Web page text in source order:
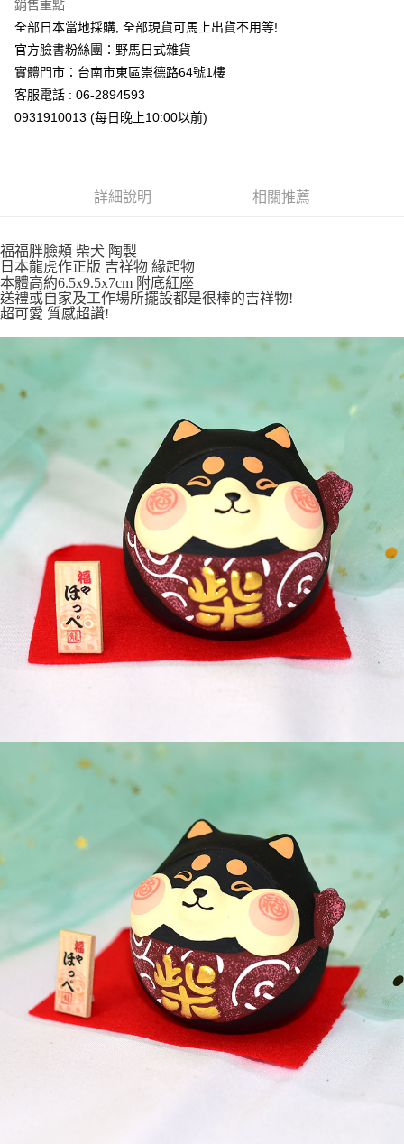
台新國際商業銀行
中國信託商業銀行
台灣樂天信用卡公司
Google Pay
ATM付款
運送方式
付款後全家取貨
7-11取貨付款
每筆NT$65，滿NT$999(含以上)免運費
付款後7-11取貨
每筆NT$65，滿NT$999(含以上)免運費
每筆NT$100，滿NT$999(含以上)免運費
銷售重點
全部日本當地採購, 全部現貨可馬上出貨不用等!
官方臉書粉絲團：野馬日式雜貨
實體門市：台南市東區崇德路64號1樓
客服電話 : 06-2894593
0931910013 (每日晚上10:00以前)
詳細說明 相關推薦
福福胖臉頰 柴犬 陶製
日本龍虎作正版 吉祥物 緣起物
本體高約6.5x9.5x7cm 附底紅座
送禮或自家及工作場所擺設都是很棒的吉祥物!
超可愛 質感超讚!